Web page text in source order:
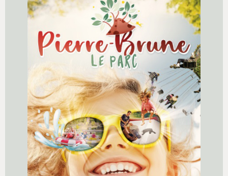
Ouverture dimanche 5 avril
+ D'INFOS